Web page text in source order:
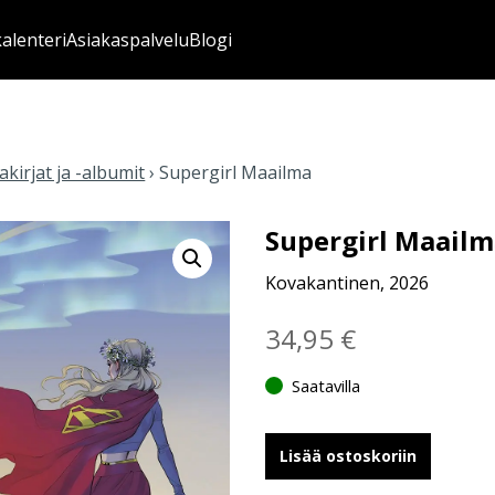
AsiakaspalveluBlogi
ja -albumit›Supergirl Maailma
Supergirl
Kovakantinen, 2026
34,95 €
Saatavilla
Lisää ostoskoriin